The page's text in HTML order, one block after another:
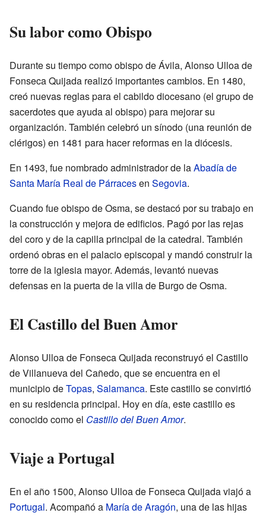
Su labor como Obispo
Durante su tiempo como obispo de Ávila, Alonso Ulloa de
Fonseca Quijada realizó importantes cambios. En 1480,
creó nuevas reglas para el cabildo diocesano (el grupo de
sacerdotes que ayuda al obispo) para mejorar su
organización. También celebró un sínodo (una reunión de
clérigos) en 1481 para hacer reformas en la diócesis.
En 1493, fue nombrado administrador de laAbadía de
Santa María Real de Párracesen Segovia.
Cuando fue obispo de Osma, se destacó por su trabajo en
la construcción y mejora de edificios. Pagó por las rejas
del coro y de la capilla principal de la catedral. También
ordenó obras en el palacio episcopal y mandó construir la
torre de la iglesia mayor. Además, levantó nuevas
defensas en la puerta de la villa de Burgo de Osma.
El Castillo del Buen Amor
Alonso Ulloa de Fonseca Quijada reconstruyó el Castillo
de Villanueva del Cañedo, que se encuentra en el
municipio deTopas, Salamanca. Este castillo se convirtió
en su residencia principal. Hoy en día, este castillo es
conocido como el Castillo del Buen Amor.
Viaje a Portugal
En el año 1500, Alonso Ulloa de Fonseca Quijada viajó a
Portugal. Acompañó a María de Aragón, una de las hijas